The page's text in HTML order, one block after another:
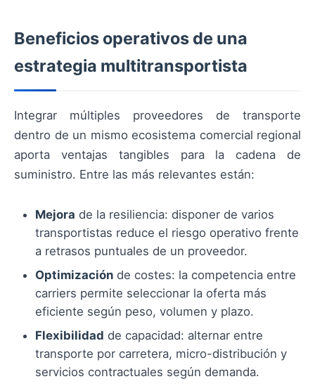
Beneficios operativos de una
estrategia multitransportista
Integrar múltiples proveedores de transporte
dentro de un mismo ecosistema comercial regional
aporta ventajas tangibles para la cadena de
suministro. Entre las más relevantes están:
Mejora de la resiliencia: disponer de varios
transportistas reduce el riesgo operativo frente
a retrasos puntuales de un proveedor.
Optimización de costes: la competencia entre
carriers permite seleccionar la oferta más
eficiente según peso, volumen y plazo.
Flexibilidad de capacidad: alternar entre
transporte por carretera, micro-distribución y
servicios contractuales según demanda.